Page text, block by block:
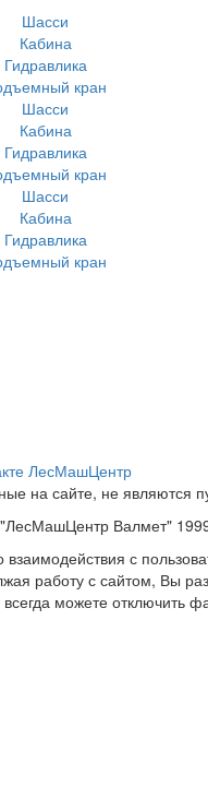
Шасси
Кабина
Гидравлика
кран
Шасси
Кабина
Гидравлика
кран
Шасси
Кабина
Гидравлика
кран
ЛесМашЦентр
на сайте, не являются
Валмет"
с
работу с сайтом, Вы
можете отключить